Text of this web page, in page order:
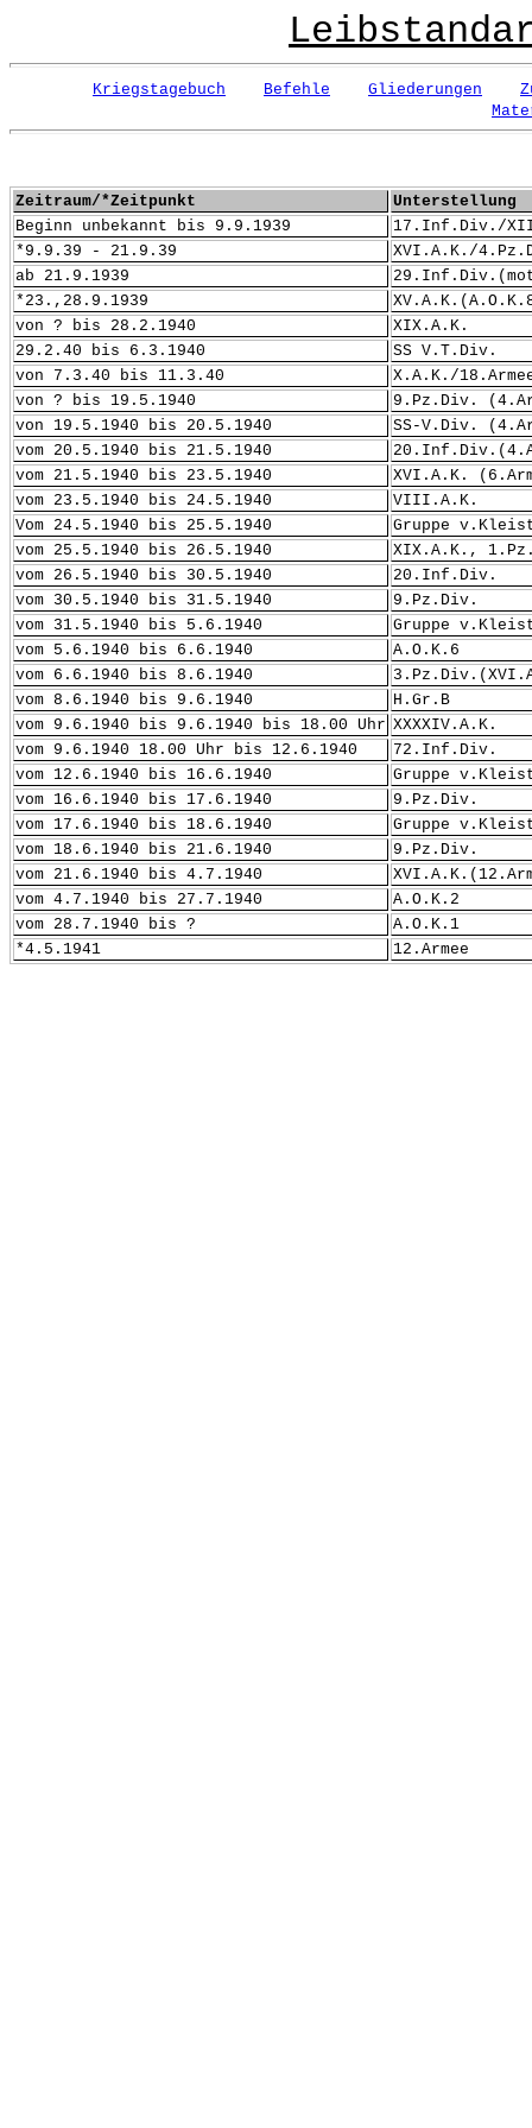
Kriegstagebuch Befehle Gliederungen
Zeitraum/*Zeitpunkt
Unterstellung
Beginn unbekannt bis 9.9.1939
17.Inf.Div./
*9.9.39 - 21.9.39
XVI.A.K./
ab 21.9.1939
*23.,28.9.1939
von ? bis 28.2.1940
XIX.A.K.
29.2.40 bis 6.3.1940
SS V.T.Div.
von 7.3.40 bis 11.3.40
X.A.K./
von ? bis 19.5.1940
9.Pz.Div.
von 19.5.1940 bis 20.5.1940
SS-V.Div.
vom 20.5.1940 bis 21.5.1940
vom 21.5.1940 bis 23.5.1940
XVI.A.K.
vom 23.5.1940 bis 24.5.1940
VIII.A.K.
Vom 24.5.1940 bis 25.5.1940
Gruppe
vom 25.5.1940 bis 26.5.1940
XIX.A.K.,
vom 26.5.1940 bis 30.5.1940
20.Inf.Div.
vom 30.5.1940 bis 31.5.1940
9.Pz.Div.
vom 31.5.1940 bis 5.6.1940
Gruppe
vom 5.6.1940 bis 6.6.1940
A.O.K.6
vom 6.6.1940 bis 8.6.1940
vom 8.6.1940 bis 9.6.1940
H.Gr.B
vom 9.6.1940 bis 9.6.1940 bis 18.00 Uhr XXXXIV.A.K.
vom 9.6.1940 18.00 Uhr bis 12.6.1940
72.Inf.Div.
vom 12.6.1940 bis 16.6.1940
Gruppe
vom 16.6.1940 bis 17.6.1940
9.Pz.Div.
vom 17.6.1940 bis 18.6.1940
Gruppe
vom 18.6.1940 bis 21.6.1940
9.Pz.Div.
vom 21.6.1940 bis 4.7.1940
vom 4.7.1940 bis 27.7.1940
A.O.K.2
vom 28.7.1940 bis ?
A.O.K.1
*4.5.1941
12.Armee